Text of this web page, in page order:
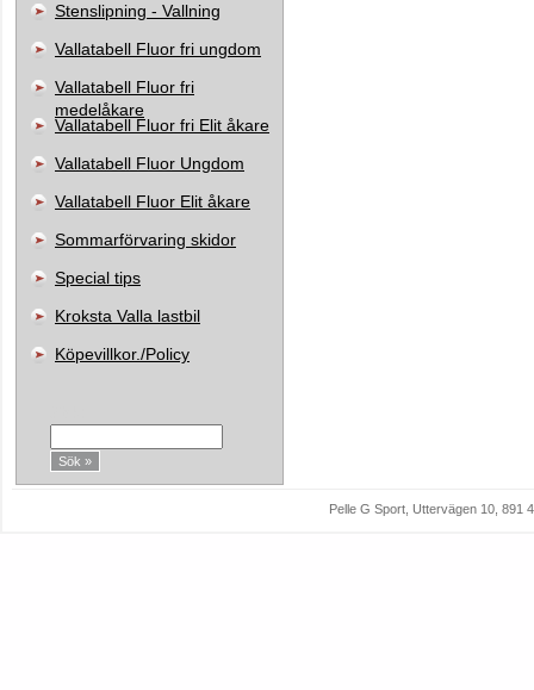
Stenslipning - Vallning
Vallatabell Fluor fri ungdom
Vallatabell Fluor fri
medelåkare
Vallatabell Fluor fri Elit åkare
Vallatabell Fluor Ungdom
Vallatabell Fluor Elit åkare
Sommarförvaring skidor
Special tips
Kroksta Valla lastbil
Köpevillkor./Policy
Pelle G Sport, Uttervägen 10, 891